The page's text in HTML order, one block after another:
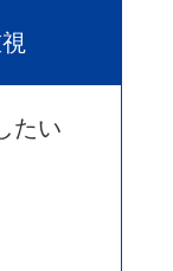
たい